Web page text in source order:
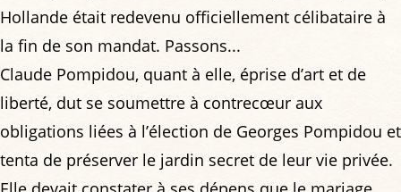
Hollande était redevenu officiellement célibataire à
la fin de son mandat. Passons...
Claude Pompidou, quant à elle, éprise d’art et de
liberté, dut se soumettre à contrecœur aux
obligations liées à l’élection de Georges Pompidou et
tenta de préserver le jardin secret de leur vie privée.